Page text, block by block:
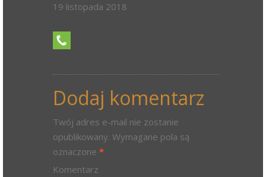
19 listopada 2018
Dodaj komentarz
Twój adres e-mail nie zostanie
opublikowany. Wymagane pola są
oznaczone *
Komentarz